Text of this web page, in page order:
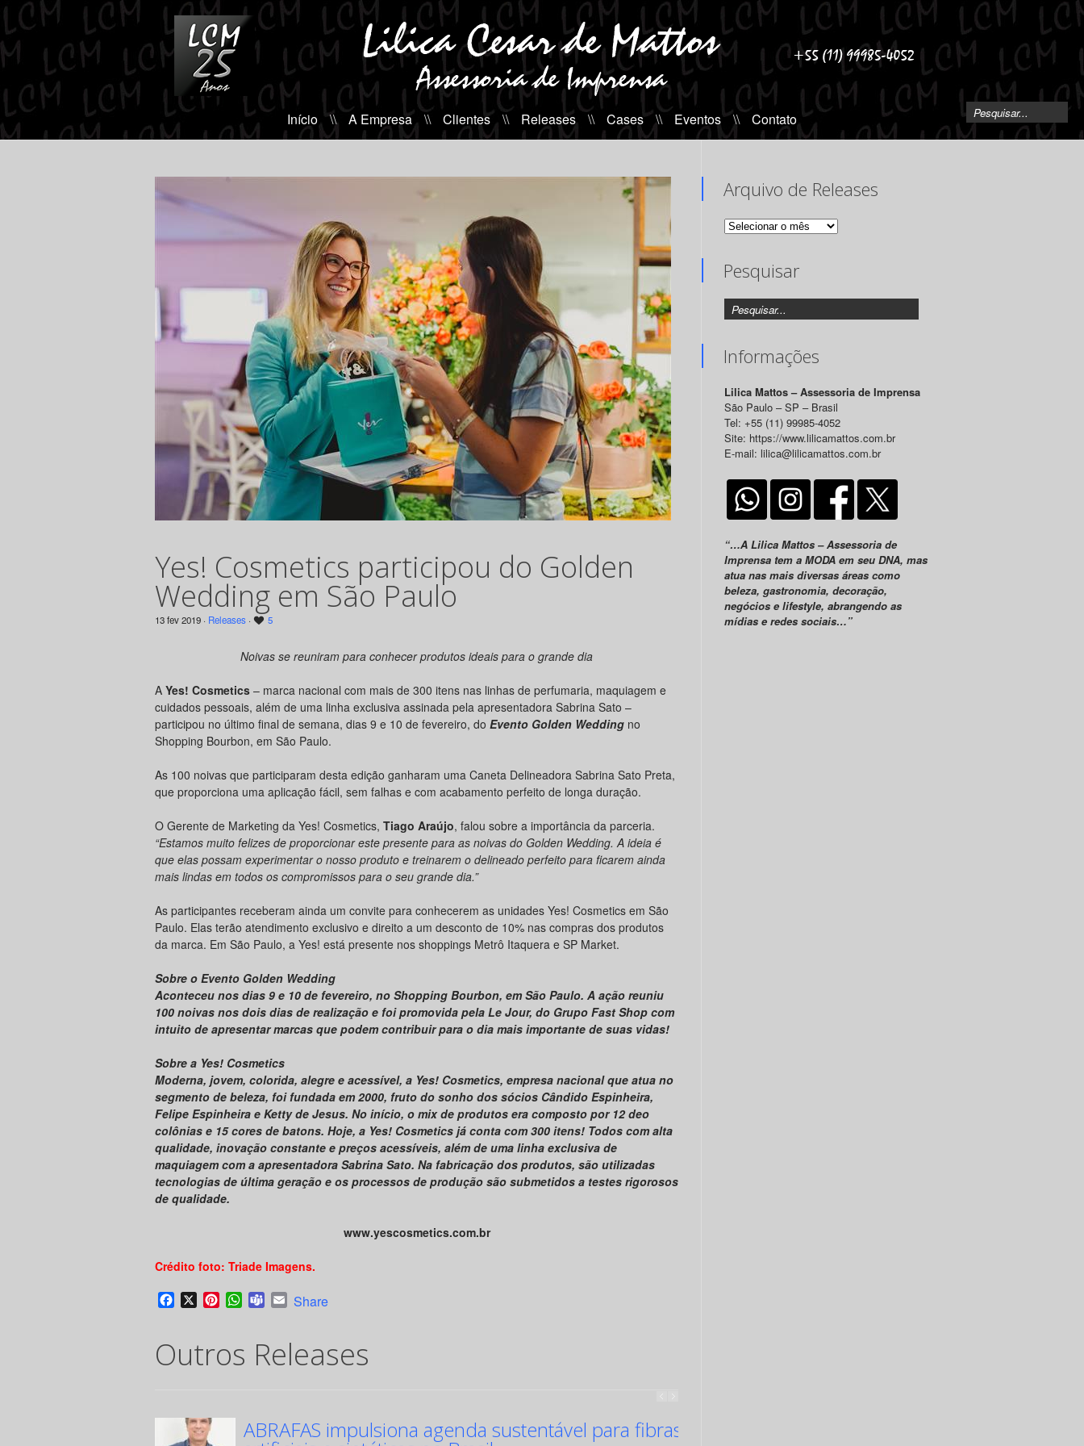
Início \\ A Empresa \\ Clientes \\ Releases \\ Cases \\ Eventos \\ Contato
Yes! Cosmetics participou do Golden
Wedding em São Paulo
13 fev 2019 · Releases · 5
Noivas se reuniram para conhecer produtos ideais para o grande dia
A Yes! Cosmetics – marca nacional com mais de 300 itens nas linhas de perfumaria, maquiagem e
cuidados pessoais, além de uma linha exclusiva assinada pela apresentadora Sabrina Sato –
participou no último final de semana, dias 9 e 10 de fevereiro, do Evento Golden Wedding no
Shopping Bourbon, em São Paulo.
As 100 noivas que participaram desta edição ganharam uma Caneta Delineadora Sabrina Sato Preta,
que proporciona uma aplicação fácil, sem falhas e com acabamento perfeito de longa duração.
O Gerente de Marketing da Yes! Cosmetics, Tiago Araújo, falou sobre a importância da parceria.
“Estamos muito felizes de proporcionar este presente para as noivas do Golden Wedding. A ideia é
que elas possam experimentar o nosso produto e treinarem o delineado perfeito para ficarem ainda
mais lindas em todos os compromissos para o seu grande dia.”
As participantes receberam ainda um convite para conhecerem as unidades Yes! Cosmetics em São
Paulo. Elas terão atendimento exclusivo e direito a um desconto de 10% nas compras dos produtos
da marca. Em São Paulo, a Yes! está presente nos shoppings Metrô Itaquera e SP Market.
Sobre o Evento Golden Wedding
Aconteceu nos dias 9 e 10 de fevereiro, no Shopping Bourbon, em São Paulo. A ação reuniu
100 noivas nos dois dias de realização e foi promovida pela Le Jour, do Grupo Fast Shop com
intuito de apresentar marcas que podem contribuir para o dia mais importante de suas vidas!
Sobre a Yes! Cosmetics
Moderna, jovem, colorida, alegre e acessível, a Yes! Cosmetics, empresa nacional que atua no
segmento de beleza, foi fundada em 2000, fruto do sonho dos sócios Cândido Espinheira,
Felipe Espinheira e Ketty de Jesus. No início, o mix de produtos era composto por 12 deo
colônias e 15 cores de batons. Hoje, a Yes! Cosmetics já conta com 300 itens! Todos com alta
qualidade, inovação constante e preços acessíveis, além de uma linha exclusiva de
maquiagem com a apresentadora Sabrina Sato. Na fabricação dos produtos, são utilizadas
tecnologias de última geração e os processos de produção são submetidos a testes rigorosos
de qualidade.
www.yescosmetics.com.br
Crédito foto: Triade Imagens.
Facebook
X PinterestWhatsApp
TeamsEmail
Share
Outros Releases
ABRAFAS impulsiona agenda sustentável para fibras
Arquivo de Releases
Arquivo
Pesquisar
Informações
Lilica Mattos – Assessoria de Imprensa
São Paulo – SP – Brasil
Tel: +55 (11) 99985-4052
Site: https://www.lilicamattos.com.br
E-mail: lilica@lilicamattos.com.br
“…A Lilica Mattos – Assessoria de
Imprensa tem a MODA em seu DNA, mas
atua nas mais diversas áreas como
beleza, gastronomia, decoração,
negócios e lifestyle, abrangendo as
mídias e redes sociais…”